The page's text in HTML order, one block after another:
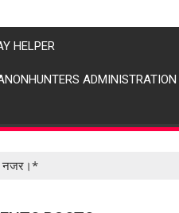
HELPER
ADMINISTRATION
नजर।*